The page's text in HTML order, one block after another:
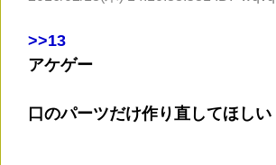
>>13
アケゲー
口のパーツだけ作り直してほしい